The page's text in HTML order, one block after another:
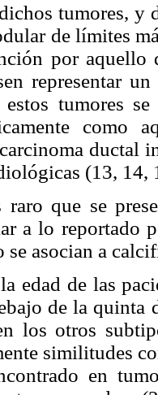
tumores, y
de límites
por
representar
estos tumores
como
ductal
(13, 14,
raro que se
a lo reportado
se asocian a
edad de las
de la quinta
los otros
similitudes
en